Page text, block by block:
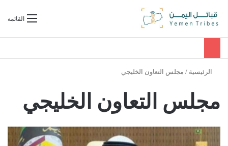
القائمةبحث عن
الرئيسية / مجلس التعاون الخليجي
مجلس التعاون الخليجي